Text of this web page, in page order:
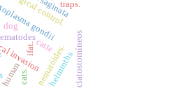
invasion
gondii
ciatostomíneos
nematóides.
catte
dog
human
ifat.
helminths
cats.
traps.